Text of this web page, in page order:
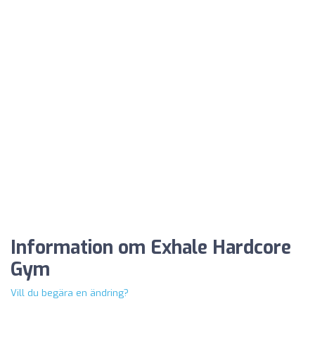
Information om Exhale Hardcore
Gym
Vill du begära en ändring?